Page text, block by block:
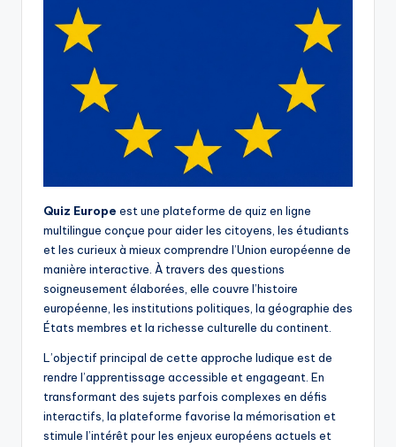
Quiz Europe est une plateforme de quiz en ligne
multilingue conçue pour aider les citoyens, les étudiants
et les curieux à mieux comprendre l’Union européenne de
manière interactive. À travers des questions
soigneusement élaborées, elle couvre l’histoire
européenne, les institutions politiques, la géographie des
États membres et la richesse culturelle du continent.
L’objectif principal de cette approche ludique est de
rendre l’apprentissage accessible et engageant. En
transformant des sujets parfois complexes en défis
interactifs, la plateforme favorise la mémorisation et
stimule l’intérêt pour les enjeux européens actuels et